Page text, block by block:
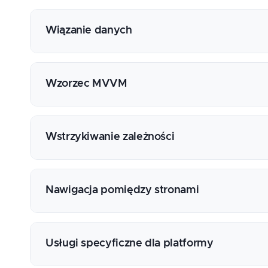
Tworzenie widoku
Wyświetlanie kolekcji
Obsługa przycisków
Wiązanie danych
Interfejs INotifyPropertyChanged
Wzorzec MVVM
Zastosowanie biblioteki MVVM Community
Wstrzykiwanie zależności
Wstrzykiwanie poprzez konstruktor
Nawigacja pomiędzy stronami
Przekazywanie parametrów
Usługi specyficzne dla platformy